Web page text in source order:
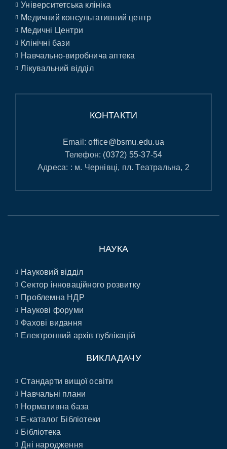
Університетська клініка
Медичний консультативний центр
Медичні Центри
Клінічні бази
Навчально-виробнича аптека
Лікувальний відділ
КОНТАКТИ
Email:office@bsmu.edu.ua
Телефон: (0372) 55-37-54
Адреса: : м. Чернівці, пл. Театральна, 2
НАУКА
Науковий відділ
Сектор інноваційного розвитку
Проблемна НДР
Наукові форуми
Фахові видання
Електронний архів публікацій
ВИКЛАДАЧУ
Стандарти вищої освіти
Навчальні плани
Нормативна база
E-каталог Бібліотеки
Бібліотека
Дні народження